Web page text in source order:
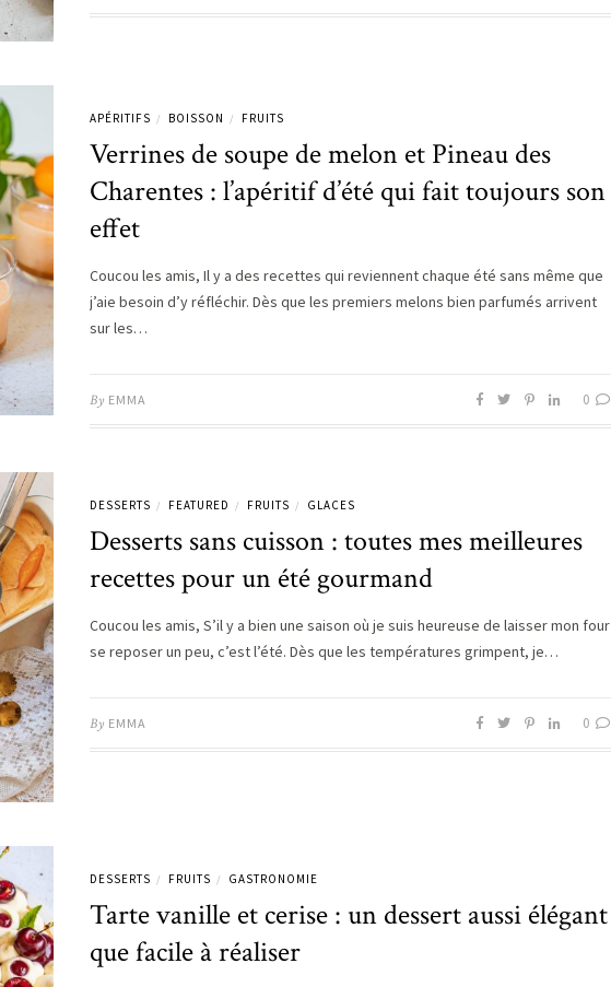
APÉRITIFS / BOISSON / FRUITS
Verrines de soupe de melon et Pineau des
Charentes : l’apéritif d’été qui fait toujours son
effet
Coucou les amis, Il y a des recettes qui reviennent chaque été sans même que
j’aie besoin d’y réfléchir. Dès que les premiers melons bien parfumés arrivent
sur les…
By EMMA 0
DESSERTS / FEATURED / FRUITS / GLACES
Desserts sans cuisson : toutes mes meilleures
recettes pour un été gourmand
Coucou les amis, S’il y a bien une saison où je suis heureuse de laisser mon four
se reposer un peu, c’est l’été. Dès que les températures grimpent, je…
By EMMA 0
DESSERTS / FRUITS / GASTRONOMIE
Tarte vanille et cerise : un dessert aussi élégant
que facile à réaliser